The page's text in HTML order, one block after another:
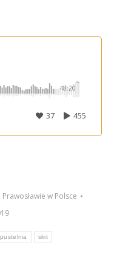
48:20
455
37
Prawosławie w Polsce
pustelnia skit